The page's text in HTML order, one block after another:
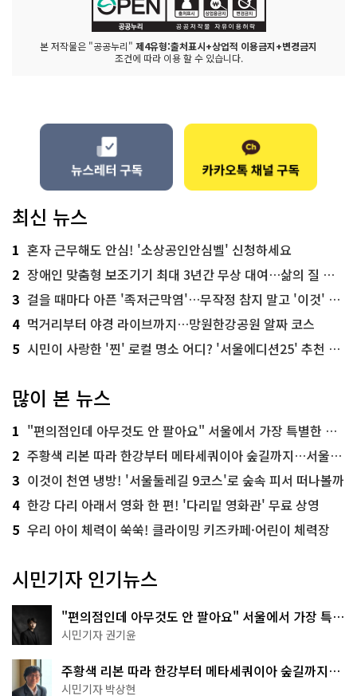
본 저작물은 "공공누리" 제4유형:출처표시+상업적 이용금지+변경금지
조건에 따라 이용 할 수 있습니다.
최신 뉴스
1 혼자 근무해도 안심! '소상공인안심벨' 신청하세요
2 장애인 맞춤형 보조기기 최대 3년간 무상 대여…삶의 질 높인다
3 걸을 때마다 아픈 '족저근막염'…무작정 참지 말고 '이것' 해보세요!
4 먹거리부터 야경 라이브까지…망원한강공원 알짜 코스
5 시민이 사랑한 '찐' 로컬 명소 어디? '서울에디션25' 추천 코스
많이 본 뉴스
1 "편의점인데 아무것도 안 팔아요" 서울에서 가장 특별한 편의점의 정체
2 주황색 리본 따라 한강부터 메타세쿼이아 숲길까지…서울둘레길 15코스
3 이것이 천연 냉방! '서울둘레길 9코스'로 숲속 피서 떠나볼까
4 한강 다리 아래서 영화 한 편! '다리밑 영화관' 무료 상영
5 우리 아이 체력이 쑥쑥! 클라이밍 키즈카페·어린이 체력장
시민기자 인기뉴스
"편의점인데 아무것도 안 팔아요" 서울에서 가장 특별
한 편의점의 정체
시민기자 권기윤
주황색 리본 따라 한강부터 메타세쿼이아 숲길까지…
서울둘레길 15코스
시민기자 박상현